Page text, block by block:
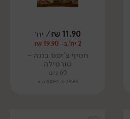
11.90
₪/ יח׳
2 יח' ב- 19.90 ₪
חטיף צ'יפס בננה -
טורטילה
60 גרם
19.83 ₪ ל-100 גרם